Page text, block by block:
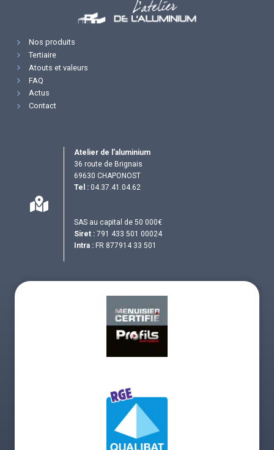
Nos produits
Tertiaire
Atouts et valeurs
FAQ
Actus
Contact
Atelier de l’aluminium
36 route de Brignais
69630 CHAPONOST
Tel : 04.37.41.04.62
SAS au capital de 50 000€
Siret : 791 433 501 00024
Intra : FR 877914 33 501